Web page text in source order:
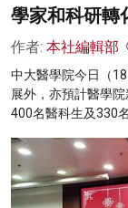
學家和科研轉
作者: 本社編輯部
中大醫學院今日（
展外，亦預計醫學
400名醫科生及330